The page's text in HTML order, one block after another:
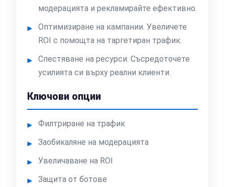
модерацията и рекламирайте ефективно.
Оптимизиране на кампании. Увеличете
ROI с помощта на таргетиран трафик.
Спестяване на ресурси. Съсредоточете
усилията си върху реални клиенти.
Ключови опции
Филтриране на трафик
Заобикаляне на модерацията
Увеличаване на ROI
Защита от ботове